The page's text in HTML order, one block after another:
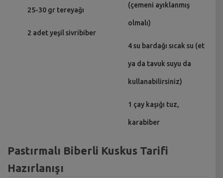
25-30 gr tereyağı
2 adet yeşil sivribiber
(çemeni ayıklanmış
olmalı)
4 su bardağı sıcak su (et
ya da tavuk suyu da
kullanabilirsiniz)
1 çay kaşığı tuz,
karabiber
Pastırmalı Biberli Kuskus Tarifi
Hazırlanışı